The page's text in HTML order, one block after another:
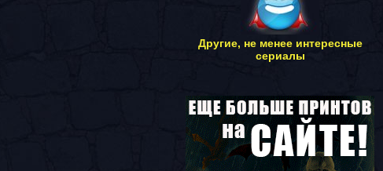
Другие, не менее интересные
сериалы